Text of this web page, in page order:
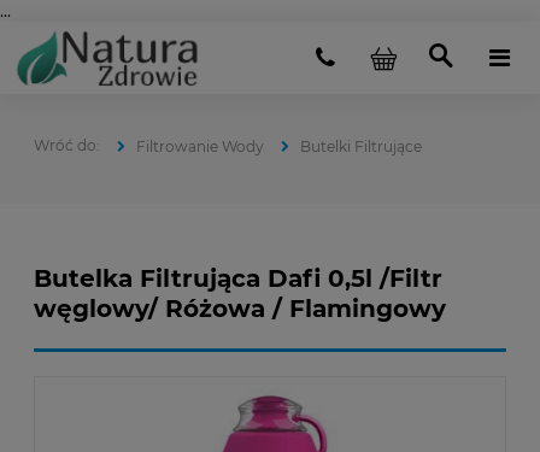
...
Filtrowanie Wody Butelki Filtrujące
Butelka Filtrująca Dafi 0,5l /Filtr
węglowy/ Różowa / Flamingowy